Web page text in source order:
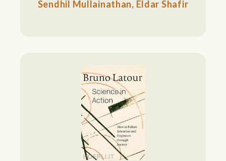
Sendhil Mullainathan, Eldar Shafir